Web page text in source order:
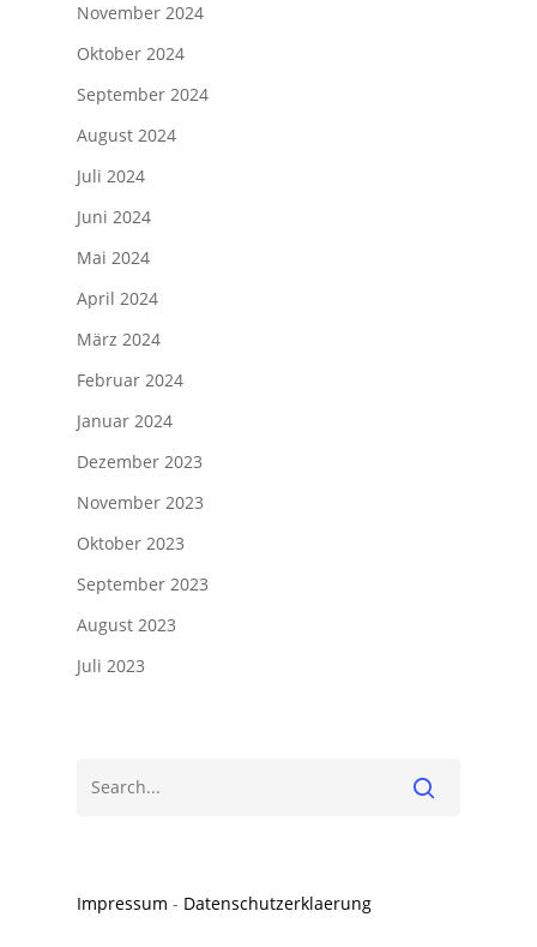
November 2024
Oktober 2024
September 2024
August 2024
Juli 2024
Juni 2024
Mai 2024
April 2024
März 2024
Februar 2024
Januar 2024
Dezember 2023
November 2023
Oktober 2023
September 2023
August 2023
Juli 2023
Impressum - Datenschutzerklaerung